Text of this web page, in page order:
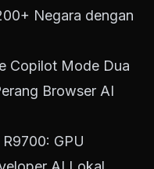
Negara dengan
Copilot Mode Dua
Browser AI
GPU